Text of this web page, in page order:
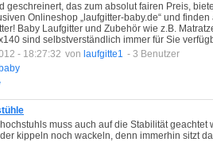
geschreinert, das zum absolut fairen Preis,
Onlineshop „laufgitter-baby.de“ und
Baby Laufgitter und Zubehör wie z.B.
sind selbstverständlich immer für Sie
- 18:27:32 von laufgitte1 - 3 Benutzer
baby
muss auch auf die Stabilität geachtet
kippeln noch wackeln, denn immerhin sitzt